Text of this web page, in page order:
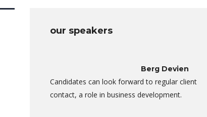
our speakers
Berg Devien
Candidates can look forward to regular client
contact, a role in business development.